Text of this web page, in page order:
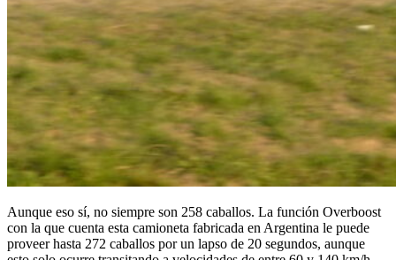
Aunque eso sí, no siempre son 258 caballos. La función Overboost
con la que cuenta esta camioneta fabricada en Argentina le puede
proveer hasta 272 caballos por un lapso de 20 segundos, aunque